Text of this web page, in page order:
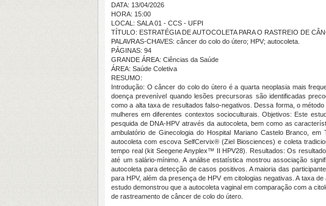
DATA: 13/04/2026
HORA: 15:00
LOCAL: SALA 01 - CCS - UFPI
TÍTULO: ESTRATÉGIA DE AUTOCOLETA PARA O RASTREIO DE
PALAVRAS-CHAVES: câncer do colo do útero; HPV; autocoleta.
PÁGINAS: 94
GRANDE ÁREA: Ciências da Saúde
ÁREA: Saúde Coletiva
RESUMO:
Introdução: O câncer do colo do útero é a quarta neoplasia mais
doença prevenível quando lesões precursoras são identificadas
como a alta taxa de resultados falso-negativos. Dessa forma, o
mulheres em diferentes contextos socioculturais. Objetivos: Este
pesquida de DNA-HPV através da autocoleta, bem como as
ambulatório de Ginecologia do Hospital Mariano Castelo Branco,
autocoleta com escova SelfCervix® (Ziel Biosciences) e coleta
tempo real (kit Seegene Anyplex™ II HPV28). Resultados: Os
até um salário-mínimo. A análise estatística mostrou associação
autocoleta para detecção de casos positivos. A maioria das
para HPV, além da presença de HPV em citologias negativas. A taxa
estudo demonstrou que a autocoleta vaginal em comparação com a
de rastreamento de câncer de colo do útero.